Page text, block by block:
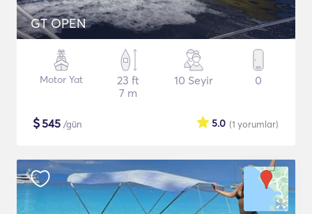
GT OPEN
Motor Yat
23 ft
7 m
10 Seyir 0
$545 /gün (1 yorumlar)
5.0